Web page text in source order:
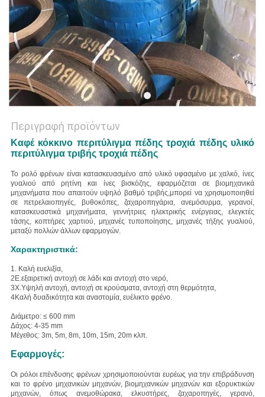
Περιγραφή προϊόντων
Καφέ κόκκινο περιτύλιγμα πέδης τροχιά πέδης υλικό
περιτύλιγμα τριβής τροχιά πέδης
Το ρολό φρένων είναι κατασκευασμένο από υλικό υφασμένο με χαλκό, ίνες
γυαλιού από ρητίνη και ίνες βισκόζης, εφαρμόζεται σε βιομηχανικά
μηχανήματα που απαιτούν υψηλό βαθμό τριβής,μπορεί να χρησιμοποιηθεί
σε πετρελαιοπηγές, βυθοκόπες, ζαχαροπηγάρια, ανεμόσυρμα, γερανοί,
κατασκευαστικά μηχανήματα, γεννήτριες ηλεκτρικής ενέργειας, ελεγκτές
τάσης, κοπτήρες χαρτιού, μηχανές τυποποίησης, μηχανές τήξης γυαλιού,
μεταξύ πολλών άλλων εφαρμογών.
Χαρακτηριστικά:
1. Καλή ευελιξία,
2Ε.εξαιρετική αντοχή σε λάδι και αντοχή στο νερό,
3Χ.Υψηλή αντοχή, αντοχή σε κρούσματα, αντοχή στη θερμότητα,
4Καλή δυαδικότητα και αναστομία, ευέλικτο φρένο.
Διάμετρο: ≤ 600 mm
Δάχος: 4-35 mm
Μέγεθος: 3m, 5m, 8m, 10m, 15m, 20m κλπ.
Εφαρμογές:
Οι ρόλοι επένδυσης φρένων χρησιμοποιούνται ευρέως για την επιβράδυνση
και το φρένο μηχανικών μηχανών, βιομηχανικών μηχανών και εξορυκτικών
μηχανών, όπως ανεμοθώρακα, ελκυστήρες, ζαχαροπηγές, γερανό,